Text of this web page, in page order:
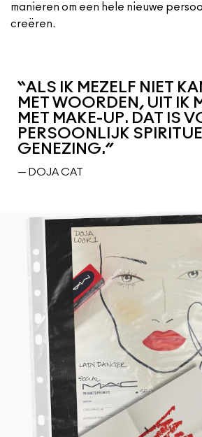
manieren om een hele nieuwe
creëren.
“ALS IK MEZELF NIET
MET WOORDEN, UIT IK
MET MAKE-UP. DAT IS
PERSOONLIJK
GENEZING.”
— DOJA CAT